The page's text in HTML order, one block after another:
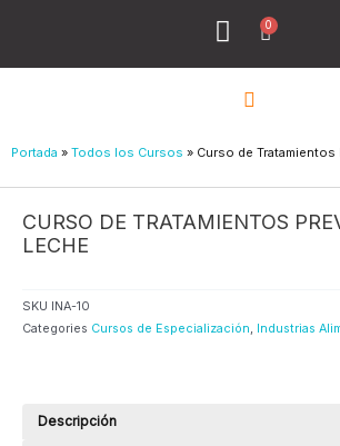
contenido
Menu
0
Cart
Portada » Todos los Cursos » Curso de
CURSO DE TRATAMIENTOS
LECHE
SKU
INA-10
Categories Cursos de Especialización, Industrias
Descripción